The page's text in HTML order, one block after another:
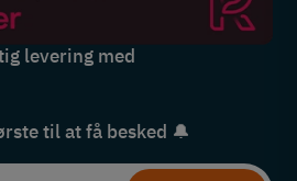
levering med
til at få besked 🔔